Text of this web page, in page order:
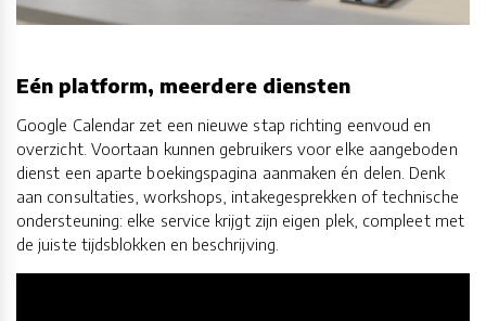
Eén platform, meerdere diensten
Google Calendar zet een nieuwe stap richting eenvoud en
overzicht. Voortaan kunnen gebruikers voor elke aangeboden
dienst een aparte boekingspagina aanmaken én delen. Denk
aan consultaties, workshops, intakegesprekken of technische
ondersteuning: elke service krijgt zijn eigen plek, compleet met
de juiste tijdsblokken en beschrijving.